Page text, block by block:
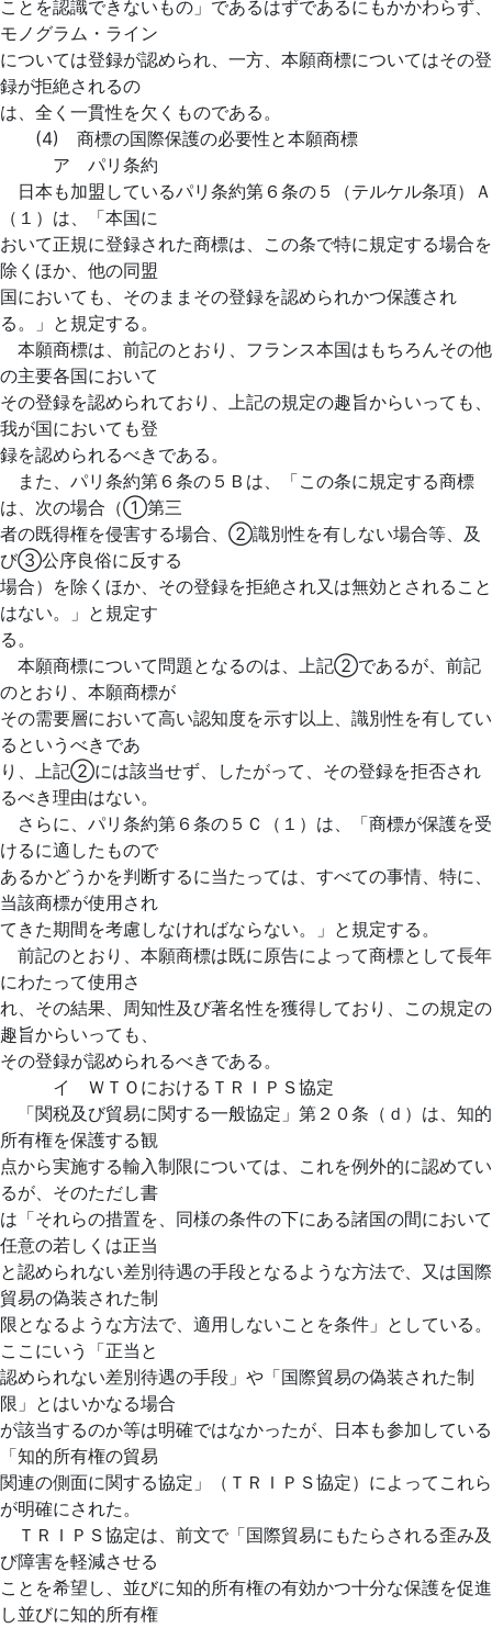
ことを認識できないもの」であるはずであるにもかかわらず、
モノグラム・ライン
については登録が認められ、一方、本願商標についてはその登
録が拒絶されるの
は、全く一貫性を欠くものである。
(4) 商標の国際保護の必要性と本願商標
ア パリ条約
日本も加盟しているパリ条約第６条の５（テルケル条項）Ａ
（１）は、「本国に
おいて正規に登録された商標は、この条で特に規定する場合を
除くほか、他の同盟
国においても、そのままその登録を認められかつ保護され
る。」と規定する。
本願商標は、前記のとおり、フランス本国はもちろんその他
の主要各国において
その登録を認められており、上記の規定の趣旨からいっても、
我が国においても登
録を認められるべきである。
また、パリ条約第６条の５Ｂは、「この条に規定する商標
は、次の場合（①第三
者の既得権を侵害する場合、②識別性を有しない場合等、及
び③公序良俗に反する
場合）を除くほか、その登録を拒絶され又は無効とされること
はない。」と規定す
る。
本願商標について問題となるのは、上記②であるが、前記
のとおり、本願商標が
その需要層において高い認知度を示す以上、識別性を有してい
るというべきであ
り、上記②には該当せず、したがって、その登録を拒否され
るべき理由はない。
さらに、パリ条約第６条の５Ｃ（１）は、「商標が保護を受
けるに適したもので
あるかどうかを判断するに当たっては、すべての事情、特に、
当該商標が使用され
てきた期間を考慮しなければならない。」と規定する。
前記のとおり、本願商標は既に原告によって商標として長年
にわたって使用さ
れ、その結果、周知性及び著名性を獲得しており、この規定の
趣旨からいっても、
その登録が認められるべきである。
イ ＷＴＯにおけるＴＲＩＰＳ協定
「関税及び貿易に関する一般協定」第２０条（ｄ）は、知的
所有権を保護する観
点から実施する輸入制限については、これを例外的に認めてい
るが、そのただし書
は「それらの措置を、同様の条件の下にある諸国の間において
任意の若しくは正当
と認められない差別待遇の手段となるような方法で、又は国際
貿易の偽装された制
限となるような方法で、適用しないことを条件」としている。
ここにいう「正当と
認められない差別待遇の手段」や「国際貿易の偽装された制
限」とはいかなる場合
が該当するのか等は明確ではなかったが、日本も参加している
「知的所有権の貿易
関連の側面に関する協定」（ＴＲＩＰＳ協定）によってこれら
が明確にされた。
ＴＲＩＰＳ協定は、前文で「国際貿易にもたらされる歪み及
び障害を軽減させる
ことを希望し、並びに知的所有権の有効かつ十分な保護を促進
し並びに知的所有権